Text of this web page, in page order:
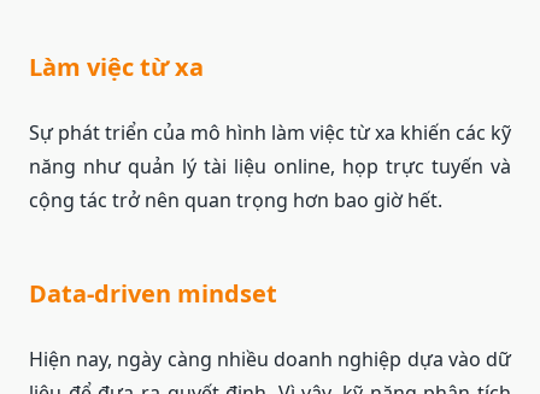
Làm việc từ xa
Sự phát triển của mô hình làm việc từ xa khiến các kỹ
năng như quản lý tài liệu online, họp trực tuyến và
cộng tác trở nên quan trọng hơn bao giờ hết.
Data-driven mindset
Hiện nay, ngày càng nhiều doanh nghiệp dựa vào dữ